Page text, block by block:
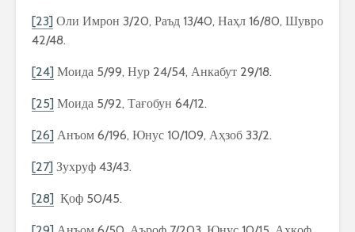
[23] Оли Имрон 3/20, Раъд 13/40, Наҳл 16/80, Шувро
42/48.
[24] Моида 5/99, Нур 24/54, Анкабут 29/18.
[25] Моида 5/92, Тағобун 64/12.
[26] Анъом 6/196, Юнус 10/109, Аҳзоб 33/2.
[27] Зухруф 43/43.
[28] Қоф 50/45.